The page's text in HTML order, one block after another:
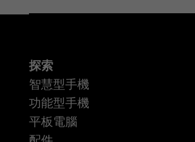
探索
智慧型手機
功能型手機
平板電腦